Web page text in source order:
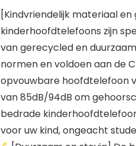
[Kindvriendelijk materiaal
kinderhoofdtelefoons zijn
van gerecycled en
normen en voldoen aan de
opvouwbare hoofdtelefoon
van 85dB/94dB om
bedrade
voor uw kind, ongeacht